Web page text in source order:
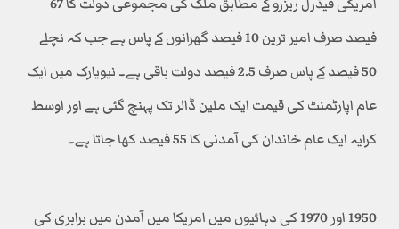
فیصد صرف امیر ترین 10 فیصد گھرانوں کے پاس ہے جب کہ نچلے
50 فیصد کے پاس صرف 2.5 فیصد دولت باقی ہے۔ نیویارک میں ایک
عام اپارٹمنٹ کی قیمت ایک ملین ڈالر تک پہنچ گئی ہے اور اوسط
کرایہ ایک عام خاندان کی آمدنی کا 55 فیصد کھا جاتا ہے۔
1950 اور 1970 کی دہائیوں میں امریکا میں آمدن میں برابری کی